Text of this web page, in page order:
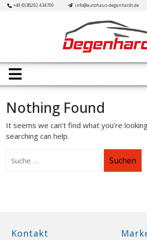
Skip+49 (0)38202 434700 info@autohaus-degenhardt.de
Open
Nothing Found
It seems we can’t find what you’re
searching can help.
Suchen
Kontakt